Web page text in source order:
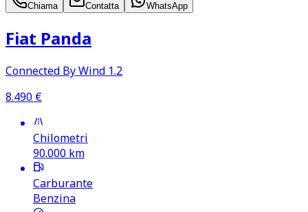
Chiama Contatta WhatsApp
Fiat Panda
Connected By Wind 1.2
8.490 €
Chilometri
90.000 km
Carburante
Benzina